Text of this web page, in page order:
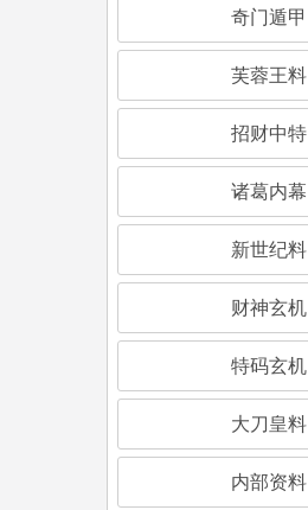
奇门遁甲
芙蓉王料
招财中特
诸葛内幕
新世纪料
财神玄机
特码玄机
大刀皇料
内部资料